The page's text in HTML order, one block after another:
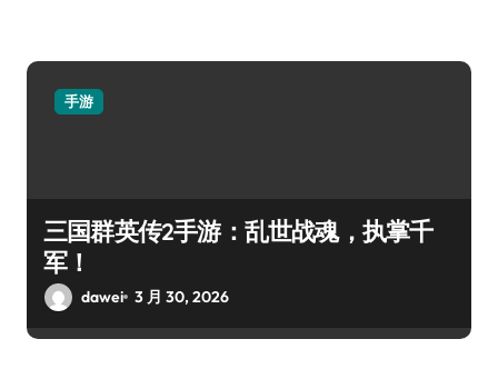
手游
三国群英传2手游：乱世战魂，执掌千
军！
dawei 3 月 30, 2026